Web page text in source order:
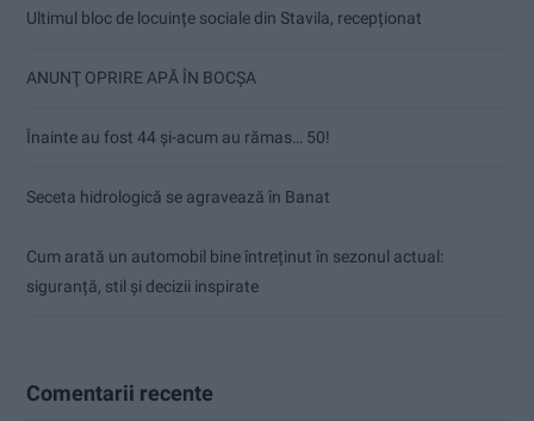
Ultimul bloc de locuințe sociale din Stavila, recepționat
ANUNŢ OPRIRE APĂ ÎN BOCȘA
Înainte au fost 44 și-acum au rămas… 50!
Seceta hidrologică se agravează în Banat
Cum arată un automobil bine întreținut în sezonul actual:
siguranță, stil și decizii inspirate
Comentarii recente